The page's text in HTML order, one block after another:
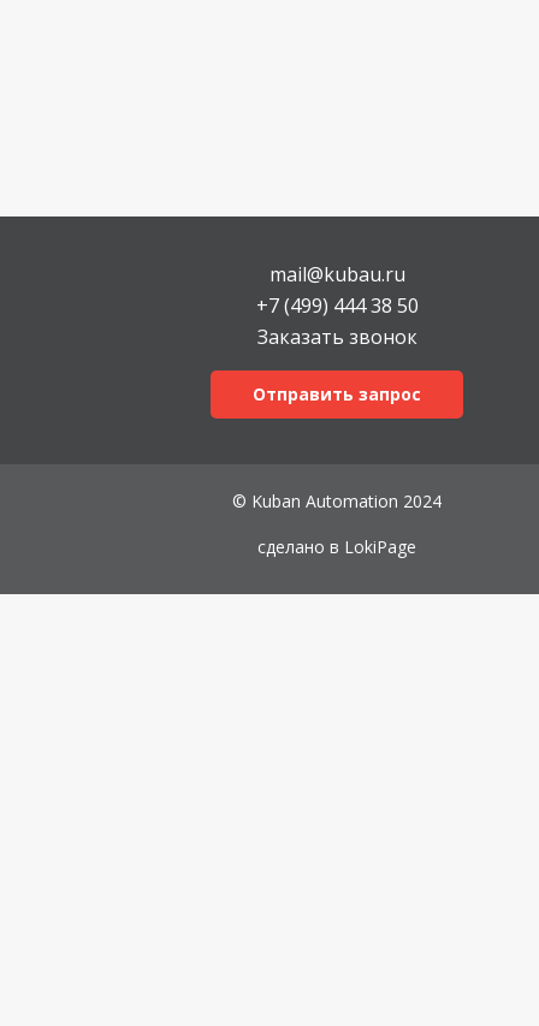
mail@kubau.ru
+7 (499) 444 38 50
Заказать звонок
Отправить запрос
© Kuban Automation 2024
сделано в LokiPage